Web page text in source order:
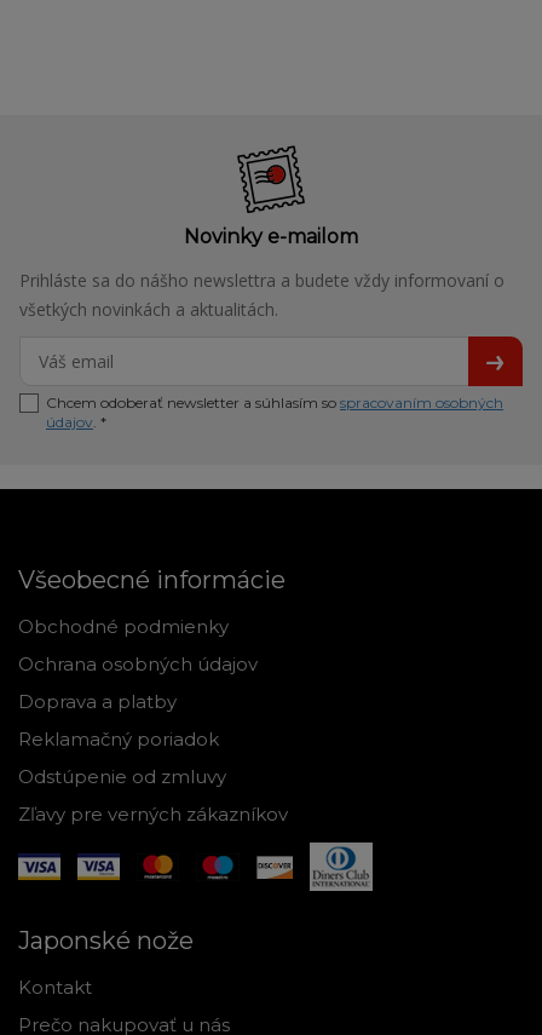
Novinky e-mailom
Prihláste sa do nášho newslettra a budete vždy informovaní o
všetkých novinkách a aktualitách.
Chcem odoberať newsletter a súhlasím so spracovaním osobných
údajov. *
Všeobecné informácie
Obchodné podmienky
Ochrana osobných údajov
Doprava a platby
Reklamačný poriadok
Odstúpenie od zmluvy
Zľavy pre verných zákazníkov
Japonské nože
Kontakt
Prečo nakupovať u nás